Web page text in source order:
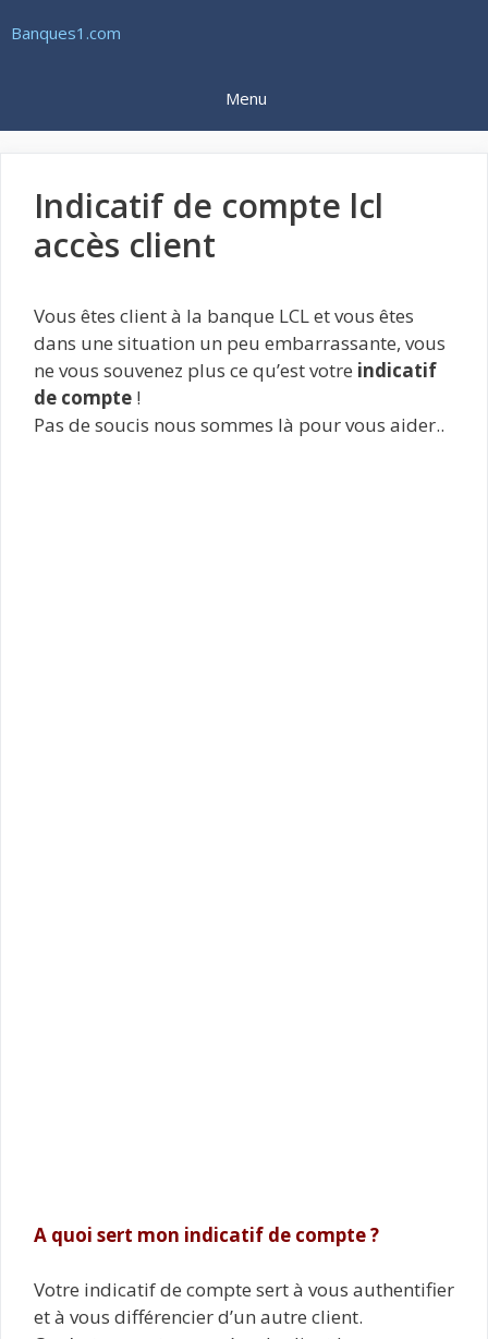
auBanques1.com
Menu
Indicatif de compte lcl
accès client
Vous êtes client à la banque LCL et vous êtes
dans une situation un peu embarrassante, vous
ne vous souvenez plus ce qu’est votre indicatif
de compte !
Pas de soucis nous sommes là pour vous aider..
A quoi sert mon indicatif de compte ?
Votre indicatif de compte sert à vous authentifier
et à vous différencier d’un autre client.